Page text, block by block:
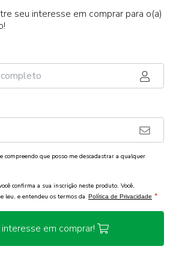
seu interesse em comprar para o(a)
compreendo que posso me descadastrar a qualquer
confirma a sua inscrição neste produto. Você,
leu, e entendeu os termos da Política de Privacidade *
em comprar!